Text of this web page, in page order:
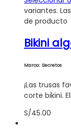
variantes.
de producto
Bikini
Marca: Secretos
¡Las trusas
corte bikini.
S/45.00